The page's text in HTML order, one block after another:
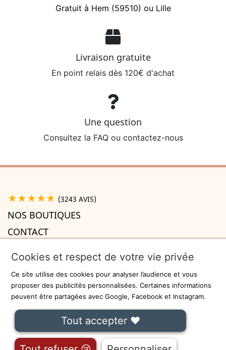
Gratuit à Hem (59510) ou Lille
Livraison gratuite
En point relais dès 120€ d'achat
Une question
Consultez la FAQ ou contactez-nous
★★★★★ (3243 AVIS)
NOS BOUTIQUES
CONTACT
INFORMATIONS
Recevez la newsletter
On ne communiquera jamais votre adresse e-mail à des tiers.
Fait avec à Lille - Sécurisé par -
Cookies et respect de votre vie privée
Ce site utilise des cookies pour analyser l’audience et vous
proposer des publicités personnalisées. Certaines informations
peuvent être partagées avec Google, Facebook et Instagram.
Tout accepter ❤